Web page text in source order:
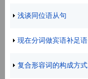
浅谈同位语从句
现在分词做宾语补足语
复合形容词的构成方式